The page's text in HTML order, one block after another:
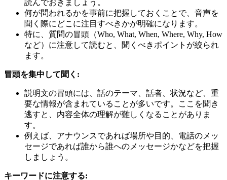
読んでおきましょう。
何が問われるかを事前に把握しておくことで、音声を
聞く際にどこに注目すべきかが明確になります。
特に、質問の冒頭（Who, What, When, Where, Why, How
など）に注意して読むと、聞くべきポイントが絞られ
ます。
冒頭を集中して聞く:
説明文の冒頭には、話のテーマ、話者、状況など、重
要な情報が含まれていることが多いです。ここを聞き
逃すと、内容全体の理解が難しくなることがありま
す。
例えば、アナウンスであれば場所や目的、電話のメッ
セージであれば誰から誰へのメッセージかなどを把握
しましょう。
キーワードに注意する: